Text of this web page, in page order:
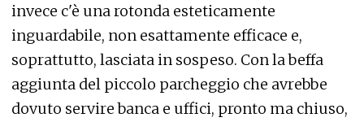
invece c'è una rotonda esteticamente
inguardabile, non esattamente efficace e,
soprattutto, lasciata in sospeso. Con la beffa
aggiunta del piccolo parcheggio che avrebbe
dovuto servire banca e uffici, pronto ma chiuso,